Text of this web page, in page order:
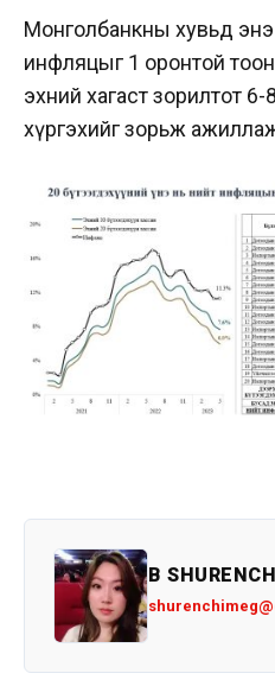
Монголбанкны хувьд
инфляцыг 1 оронтой
эхний хагаст зорилтот
хүргэхийг зорьж
B